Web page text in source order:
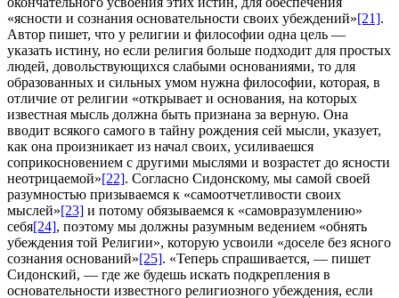
«ясности и сознания основательности своих убеждений»[21].
Автор пишет, что у религии и философии одна цель —
указать истину, но если религия больше подходит для простых
людей, довольствующихся слабыми основаниями, то для
образованных и сильных умом нужна философии, которая, в
отличие от религии «открывает и основания, на которых
известная мысль должна быть признана за верную. Она
вводит всякого самого в тайну рождения сей мысли, указует,
как она произникает из начал своих, усиливаешся
соприкосновением с другими мыслями и возрастет до ясности
неотрицаемой»[22]. Согласно Сидонскому, мы самой своей
разумностью призываемся к «самоотчетливости своих
мыслей»[23] и потому обязываемся к «самовразумлению»
себя[24], поэтому мы должны разумным ведением «обнять
убеждения той Религии», которую усвоили «доселе без ясного
сознания оснований»[25]. «Теперь спрашивается, — пишет
Сидонский, — где же будешь искать подкрепления в
основательности известного религиозного убеждения, если